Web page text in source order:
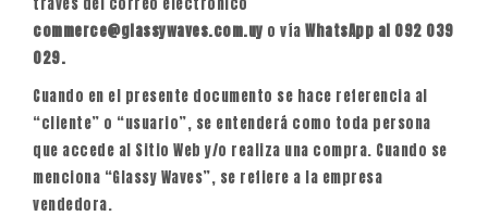
commerce@glassywaves.com.uy o vía WhatsApp al 092 039
029.
Cuando en el presente documento se hace referencia al
“cliente” o “usuario”, se entenderá como toda persona
que accede al Sitio Web y/o realiza una compra. Cuando se
menciona “Glassy Waves”, se refiere a la empresa
vendedora.